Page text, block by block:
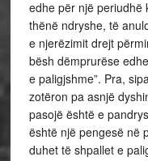
edhe për një periudhë
thënë ndryshe, të
e njerëzimit drejt
bësh dëmprurëse
e paligjshme”. Pra,
zotëron pa asnjë
pasojë është e
është një pengesë në
duhet të shpallet e